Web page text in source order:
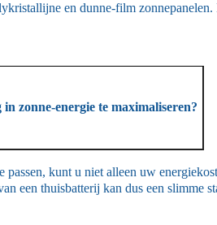
en dunne-film
zonne-energie te maximaliseren?
passen, kunt u niet alleen uw
een thuisbatterij kan dus een